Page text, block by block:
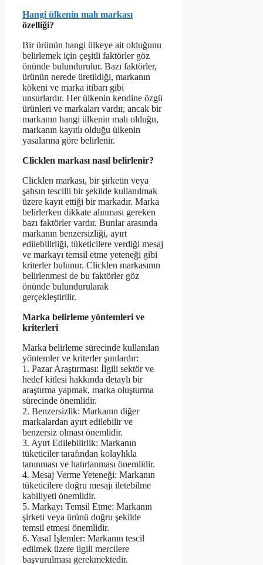
Hangi ülkenin malı markası
özelliği?
Bir ürünün hangi ülkeye ait olduğunu
belirlemek için çeşitli faktörler göz
önünde bulundurulur. Bazı faktörler,
ürünün nerede üretildiği, markanın
kökeni ve marka itibarı gibi
unsurlardır. Her ülkenin kendine özgü
ürünleri ve markaları vardır, ancak bir
markanın hangi ülkenin malı olduğu,
markanın kayıtlı olduğu ülkenin
yasalarına göre belirlenir.
Clicklen markası nasıl belirlenir?
Clicklen markası, bir şirketin veya
şahsın tescilli bir şekilde kullanılmak
üzere kayıt ettiği bir markadır. Marka
belirlerken dikkate alınması gereken
bazı faktörler vardır. Bunlar arasında
markanın benzersizliği, ayırt
edilebilirliği, tüketicilere verdiği mesaj
ve markayı temsil etme yeteneği gibi
kriterler bulunur. Clicklen markasının
belirlenmesi de bu faktörler göz
önünde bulundurularak
gerçekleştirilir.
Marka belirleme yöntemleri ve
kriterleri
Marka belirleme sürecinde kullanılan
yöntemler ve kriterler şunlardır:
1. Pazar Araştırması: İlgili sektör ve
hedef kitlesi hakkında detaylı bir
araştırma yapmak, marka oluşturma
sürecinde önemlidir.
2. Benzersizlik: Markanın diğer
markalardan ayırt edilebilir ve
benzersiz olması önemlidir.
3. Ayırt Edilebilirlik: Markanın
tüketiciler tarafından kolaylıkla
tanınması ve hatırlanması önemlidir.
4. Mesaj Verme Yeteneği: Markanın
tüketicilere doğru mesajı iletebilme
kabiliyeti önemlidir.
5. Markayı Temsil Etme: Markanın
şirketi veya ürünü doğru şekilde
temsil etmesi önemlidir.
6. Yasal İşlemler: Markanın tescil
edilmek üzere ilgili mercilere
başvurulması gerekmektedir.